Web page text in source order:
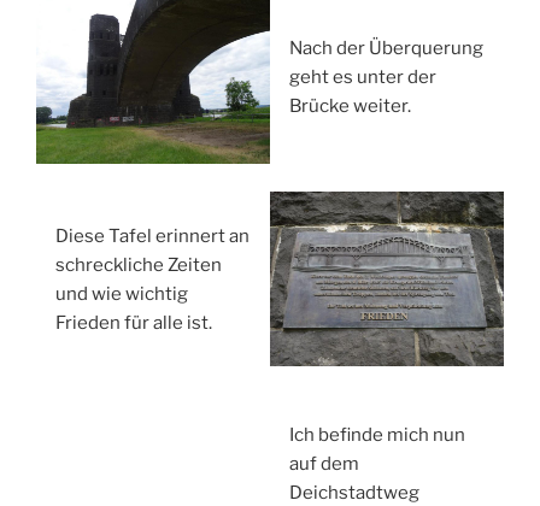
Nach der Überquerung
geht es unter der
Brücke weiter.
Diese Tafel erinnert an
schreckliche Zeiten
und wie wichtig
Frieden für alle ist.
Ich befinde mich nun
auf dem
Deichstadtweg